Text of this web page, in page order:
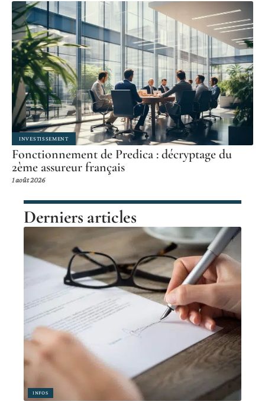
INVESTISSEMENT
Fonctionnement de Predica : décryptage du
2ème assureur français
1 août 2026
Derniers articles
INFOS